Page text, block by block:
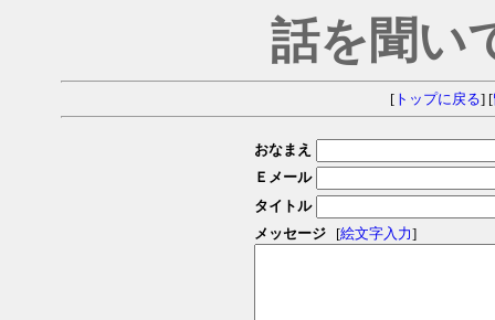
話を聞い
[トップに戻る] [
おなまえ
Ｅメール
タイトル
メッセージ
[絵文字入力]